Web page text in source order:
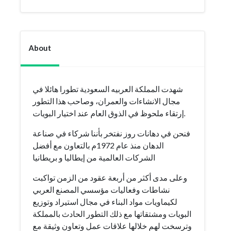
About
شهدت المملكة العربيه السعودية تطورا هائلا في
مجال الانشاءات والعمران، وصاحب هذا التطور
إرتقاء ملحوظ في الذوق العام عند اختيار البويات.
فنحن في دهانات روز نفتخر بأننا شركاء في صناعة
الدهان منذ عام 1972م بالتعاون مع أفضل
الشركات العالمية من إيطاليا و بريطانيا
وعلى مدى أكثر من أربعة عقود من الزمن تواكبت
نشاطات وفعاليات مؤسسي المصنع العربي
لكيماويات مواد البناء في مجال استيراد وتوزيع
البويات ومشتقاتها مع ذلك التطور الحادث بالمملكة
وترسخت لهم خلالها علاقات عمل وتعاون وثيقة مع